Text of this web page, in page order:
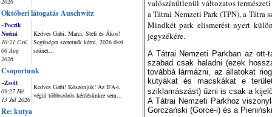
Októberi látogatás Auschwitz
~Poczik
Noémi
10:21 Csü,
06 Aug
2026
Kedves Gabi, Marci, Stefi és Ákos!
Segítséget szeretnék kérni, 2026 őszi
szünet...
Csoportunk
~Zsolt
09:27 Hé,
13 Júl 2026
Kedves Gabi! Köszönjük! Az IFA-t,
végül többszörös kérdésünkre sem...
Re: kutya
valószínűtlenül változatos
a Tátrai Nemzeti Park (TPN), a
Mindkét park elismerést nyert
jegyzékére.
A Tátrai Nemzeti Parkban az ott-
szabad csak haladni (ezek
továbbá lármázni, az állatokat
kutyákat és macskákat e
sziklamászást) űzni is csak a
A Tátrai Nemzeti Parkhoz
Gorczański (Gorce-i) és a